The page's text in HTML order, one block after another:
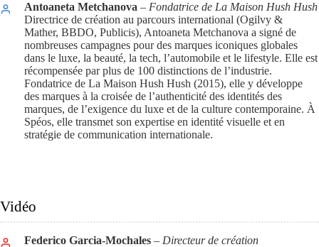
Antoaneta Metchanova – Fondatrice de La Maison Hush Hush
Directrice de création au parcours international (Ogilvy &
Mather, BBDO, Publicis), Antoaneta Metchanova a signé de
nombreuses campagnes pour des marques iconiques globales
dans le luxe, la beauté, la tech, l’automobile et le lifestyle. Elle est
récompensée par plus de 100 distinctions de l’industrie.
Fondatrice de La Maison Hush Hush (2015), elle y développe
des marques à la croisée de l’authenticité des identités des
marques, de l’exigence du luxe et de la culture contemporaine. À
Spéos, elle transmet son expertise en identité visuelle et en
stratégie de communication internationale.
Vidéo
Federico Garcia-Mochales – Directeur de création